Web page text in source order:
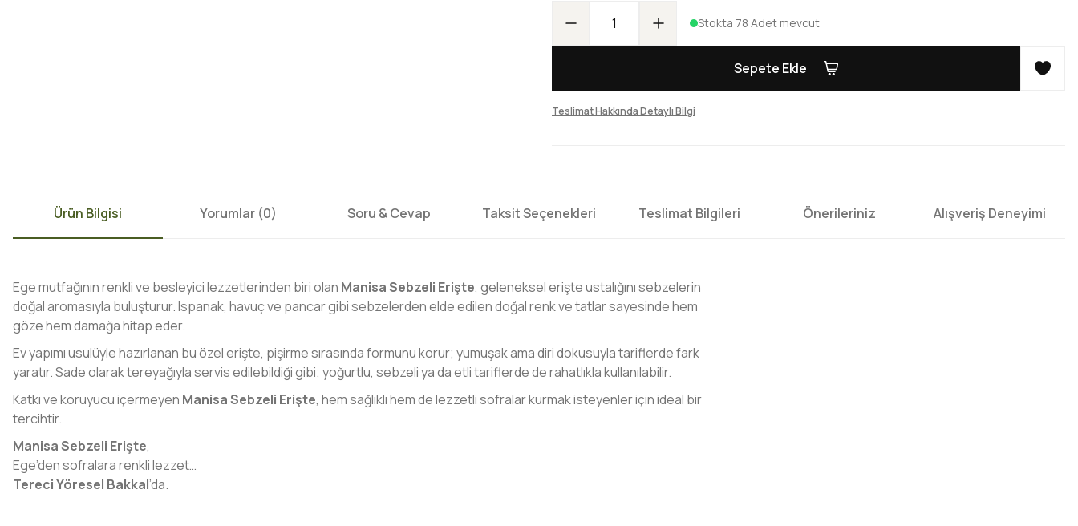
Stokta 78 Adet mevcut
Sepete Ekle
Teslimat Hakkında Detaylı Bilgi
Ürün Bilgisi Yorumlar (0) Soru & Cevap Taksit Seçenekleri Teslimat Bilgileri Önerileriniz Alışveriş Deneyimi
Ege mutfağının renkli ve besleyici lezzetlerinden biri olan Manisa Sebzeli Erişte, geleneksel erişte ustalığını sebzelerin
doğal aromasıyla buluşturur. Ispanak, havuç ve pancar gibi sebzelerden elde edilen doğal renk ve tatlar sayesinde hem
göze hem damağa hitap eder.
Ev yapımı usulüyle hazırlanan bu özel erişte, pişirme sırasında formunu korur; yumuşak ama diri dokusuyla tariflerde fark
yaratır. Sade olarak tereyağıyla servis edilebildiği gibi; yoğurtlu, sebzeli ya da etli tariflerde de rahatlıkla kullanılabilir.
Katkı ve koruyucu içermeyen Manisa Sebzeli Erişte, hem sağlıklı hem de lezzetli sofralar kurmak isteyenler için ideal bir
tercihtir.
Manisa Sebzeli Erişte,
Ege’den sofralara renkli lezzet…
Tereci Yöresel Bakkal’da.